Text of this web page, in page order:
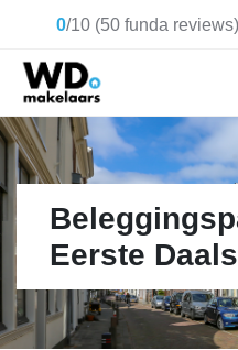
0/10 (50 funda reviews)
Eerste